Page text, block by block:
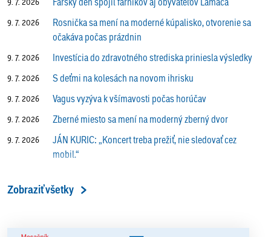
9. 7. 2026
Rosnička sa mení na moderné kúpalisko, otvorenie sa
očakáva počas prázdnin
9. 7. 2026 Investícia do zdravotného strediska priniesla výsledky
9. 7. 2026 S deťmi na kolesách na novom ihrisku
9. 7. 2026 Vagus vyzýva k všímavosti počas horúčav
9. 7. 2026 Zberné miesto sa mení na moderný zberný dvor
9. 7. 2026
JÁN KURIC: „Koncert treba prežiť, nie sledovať cez
mobil.“
9. 7. 2026
ALENA PETÁKOVÁ: „Splnila som si všetko, čo som si
Zobraziť všetky